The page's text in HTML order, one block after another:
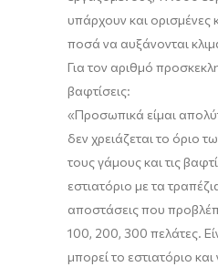
υπάρχουν και ορισμένες
ποσά να αυξάνονται
Για τον αριθμό
βαφτίσεις:
«Προσωπικά είμαι
δεν χρειάζεται το όριο
τους γάμους και τις
εστιατόριο με τα
αποστάσεις που
100, 200, 300 πελάτες.
μπορεί το εστιατόριο